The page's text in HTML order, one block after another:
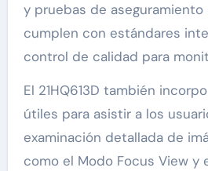
y pruebas de
cumplen con estándares
control de calidad para
El 21HQ613D también
útiles para asistir a los
examinación detallada de
como el Modo Focus View y